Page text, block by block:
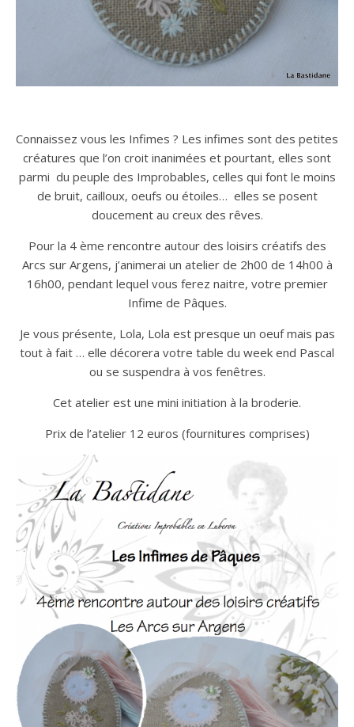
Connaissez vous les Infimes ? Les infimes sont des petites
créatures que l’on croit inanimées et pourtant, elles sont
parmi du peuple des Improbables, celles qui font le moins
de bruit, cailloux, oeufs ou étoiles… elles se posent
doucement au creux des rêves.
Pour la 4 ème rencontre autour des loisirs créatifs des
Arcs sur Argens, j’animerai un atelier de 2h00 de 14h00 à
16h00, pendant lequel vous ferez naitre, votre premier
Infime de Pâques.
Je vous présente, Lola, Lola est presque un oeuf mais pas
tout à fait … elle décorera votre table du week end Pascal
ou se suspendra à vos fenêtres.
Cet atelier est une mini initiation à la broderie.
Prix de l’atelier 12 euros (fournitures comprises)